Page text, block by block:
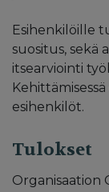
Esihenkilöille
suositus, sekä
itsearviointi
esihenkilöt.
Tulokset
Organisaation